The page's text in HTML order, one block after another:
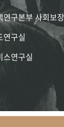
연구본부 사회보
연구실
스연구실